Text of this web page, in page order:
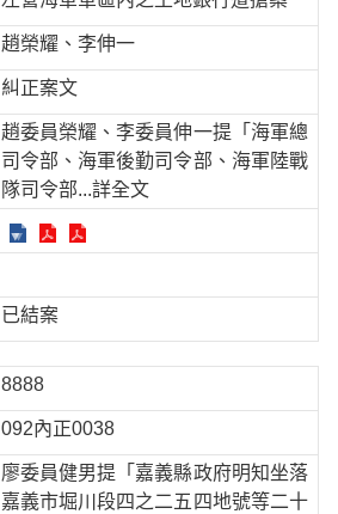
趙榮耀、李伸一
糾正案文
趙委員榮耀、李委員伸一提「海軍總
司令部、海軍後勤司令部、海軍陸戰
隊司令部...詳全文
已結案
8888
092內正0038
廖委員健男提「嘉義縣政府明知坐落
嘉義市堀川段四之二五四地號等二十